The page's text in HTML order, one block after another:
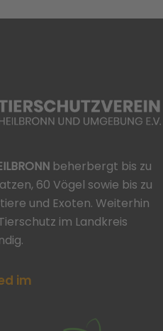
beherbergt bis zu
60 Vögel sowie bis zu
und Exoten. Weiterhin
im Landkreis
im